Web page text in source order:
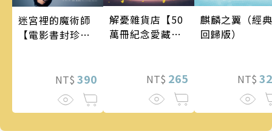
迷宮裡的魔術師
【電影書封珍藏
NT$ 390
解憂雜貨店【50
萬冊紀念愛藏
NT$ 265
麒麟之翼（經典
回歸版）
NT$